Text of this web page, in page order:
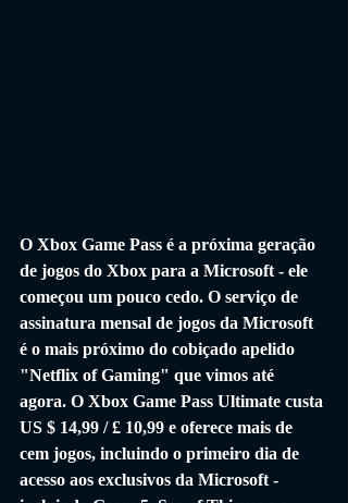
O Xbox Game Pass é a próxima geração
de jogos do Xbox para a Microsoft - ele
começou um pouco cedo. O serviço de
assinatura mensal de jogos da Microsoft
é o mais próximo do cobiçado apelido
"Netflix of Gaming" que vimos até
agora. O Xbox Game Pass Ultimate custa
US $ 14,99 / £ 10,99 e oferece mais de
cem jogos, incluindo o primeiro dia de
acesso aos exclusivos da Microsoft -